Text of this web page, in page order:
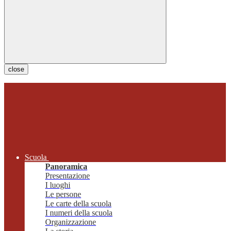
close
Scuola
Panoramica
Presentazione
I luoghi
Le persone
Le carte della scuola
I numeri della scuola
Organizzazione